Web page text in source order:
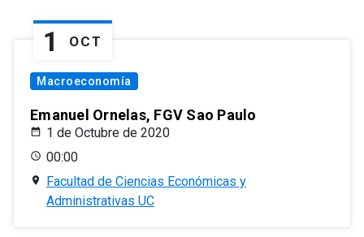
1 OCT
Macroeconomía
Emanuel Ornelas, FGV Sao Paulo
1 de Octubre de 2020
00:00
Facultad de Ciencias Económicas y
Administrativas UC